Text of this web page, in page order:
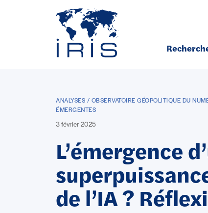
ANALYSES / OBSERVATOIRE GÉOPOLITIQUE DU
ÉMERGENTES
3 février 2025
L’émergence
de l’IA ?